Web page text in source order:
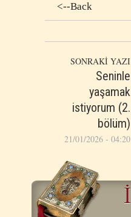
<--Back
SONRAKİ YAZI
Seninle
yaşamak
istiyorum (2.
bölüm)
21/01/2026 - 04:20